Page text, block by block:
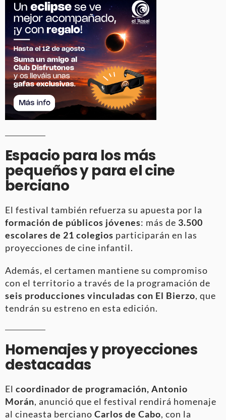
Espacio para los más
pequeños y para el cine
berciano
El festival también refuerza su apuesta por la
formación de públicos jóvenes: más de 3.500
escolares de 21 colegios participarán en las
proyecciones de cine infantil.
Además, el certamen mantiene su compromiso
con el territorio a través de la programación de
seis producciones vinculadas con El Bierzo, que
tendrán su estreno en esta edición.
Homenajes y proyecciones
destacadas
El coordinador de programación, Antonio
Morán, anunció que el festival rendirá homenaje
al cineasta berciano Carlos de Cabo, con la